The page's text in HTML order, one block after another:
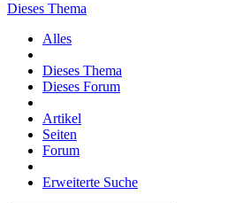
Dieses Thema
Alles
Dieses Thema
Dieses Forum
Artikel
Seiten
Forum
Erweiterte Suche